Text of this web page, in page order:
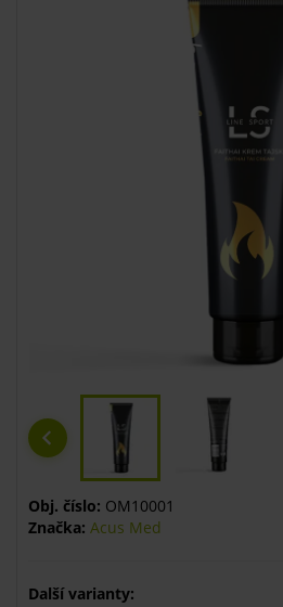
Obj. číslo: OM10001
Značka: Acus Med
Další varianty: